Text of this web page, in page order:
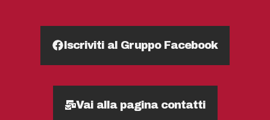
Iscriviti al Gruppo Facebook
Vai alla pagina contatti